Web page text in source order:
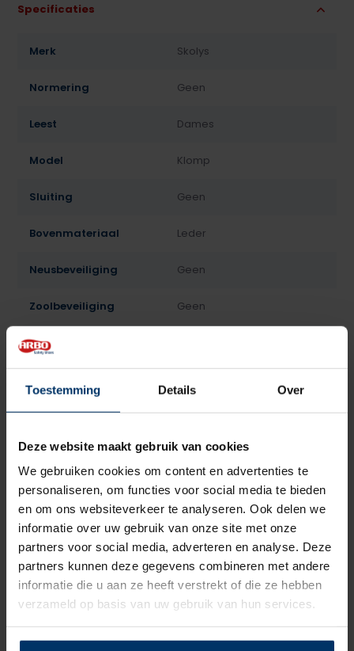
Toestemming Details Over
Deze website maakt gebruik van cookies
We gebruiken cookies om content en advertenties te
personaliseren, om functies voor social media te bieden
en om ons websiteverkeer te analyseren. Ook delen we
informatie over uw gebruik van onze site met onze
partners voor social media, adverteren en analyse. Deze
partners kunnen deze gegevens combineren met andere
informatie die u aan ze heeft verstrekt of die ze hebben
verzameld op basis van uw gebruik van hun services.
Specificaties
Merk Skolys
Normering Geen
Leest Dames
Model Klomp
Sluiting Geen
Bovenmateriaal Leder
Neusbeveiliging Geen
Zoolbeveiliging Geen
Zoolmateriaal
Kleur Pastel zand, Beige
0van5 Gebaseerd op 0 beoordeling(en)
Schrijf je eigen review
Er zijn nog geen reviews geschreven over dit product..